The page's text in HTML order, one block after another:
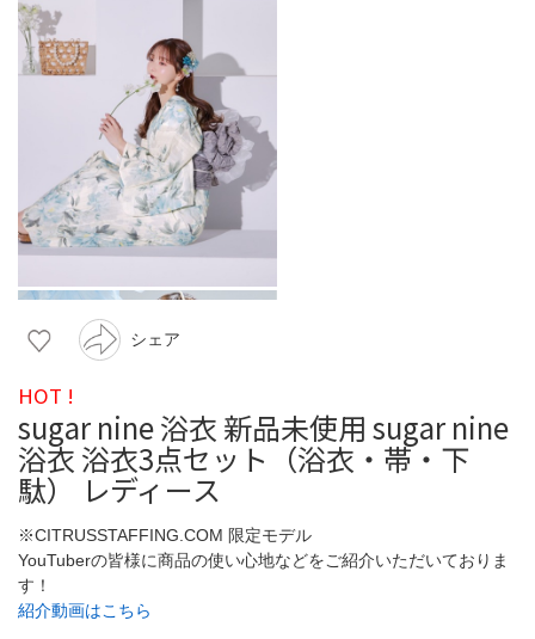
シェア
HOT !
sugar nine 浴衣 新品未使用 sugar nine
浴衣 浴衣3点セット（浴衣・帯・下
駄） レディース
※CITRUSSTAFFING.COM 限定モデル
YouTuberの皆様に商品の使い心地などをご紹介いただいておりま
す！
紹介動画はこちら